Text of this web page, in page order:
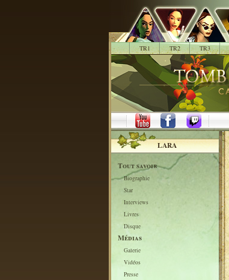
. TR1 TR2 TR3
LARA
Tout savoir
Biographie
Star
Interviews
Livres
Disque
Médias
Galerie
Vidéos
Presse